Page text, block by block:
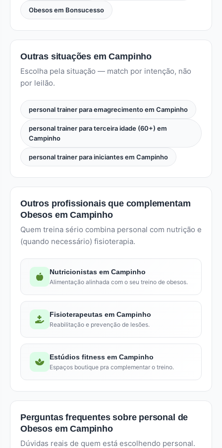
Obesos em Bonsucesso
Outras situações em Campinho
Escolha pela situação — match por intenção, não
por leilão.
personal trainer para emagrecimento em Campinho
personal trainer para terceira idade (60+) em
Campinho
personal trainer para iniciantes em Campinho
Outros profissionais que complementam
Obesos em Campinho
Quem treina sério combina personal com nutrição e
(quando necessário) fisioterapia.
Nutricionistas em Campinho
Alimentação alinhada com o seu treino de obesos.
Fisioterapeutas em Campinho
Reabilitação e prevenção de lesões.
Estúdios fitness em Campinho
Espaços boutique pra complementar o treino.
Perguntas frequentes sobre personal de
Obesos em Campinho
Dúvidas reais de quem está escolhendo personal.